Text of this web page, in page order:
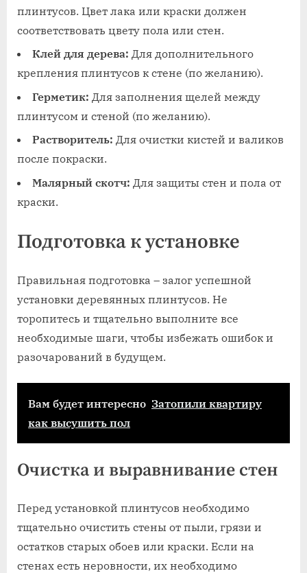
плинтусов. Цвет лака или краски должен
соответствовать цвету пола или стен.
Клей для дерева: Для дополнительного
крепления плинтусов к стене (по желанию).
Герметик: Для заполнения щелей между
плинтусом и стеной (по желанию).
Растворитель: Для очистки кистей и валиков
после покраски.
Малярный скотч: Для защиты стен и пола от
краски.
Подготовка к установке
Правильная подготовка – залог успешной
установки деревянных плинтусов. Не
торопитесь и тщательно выполните все
необходимые шаги, чтобы избежать ошибок и
разочарований в будущем.
Вам будет интересно Затопили квартиру
как высушить пол
Очистка и выравнивание стен
Перед установкой плинтусов необходимо
тщательно очистить стены от пыли, грязи и
остатков старых обоев или краски. Если на
стенах есть неровности, их необходимо